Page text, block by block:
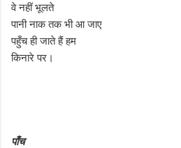
वे नहीं भूलते
पानी नाक तक भी आ जाए
पहुँच ही जाते हैं हम
किनारे पर।
पाँच